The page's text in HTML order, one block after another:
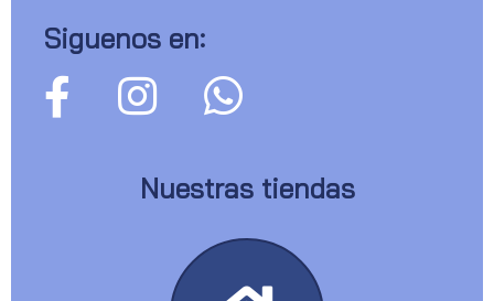
Siguenos en:
Nuestras tiendas